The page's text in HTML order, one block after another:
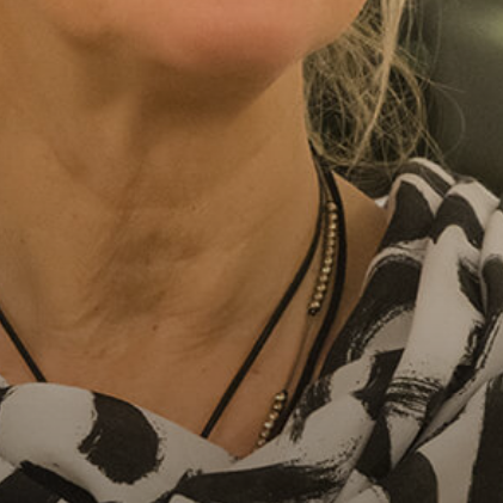
to stan ducha, a nie
portfela. Działanie, poszukiwanie,
myślenie, współpraca – to właśnie
i tę ideę propagujemy.
po to, żeby było fajnie!"
Kontakt